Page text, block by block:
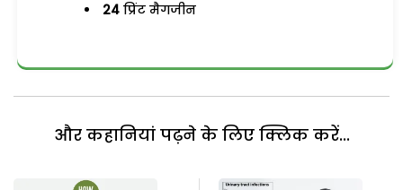
24 प्रिंट मैगजीन
और कहानियां पढ़ने के लिए क्लिक करें...